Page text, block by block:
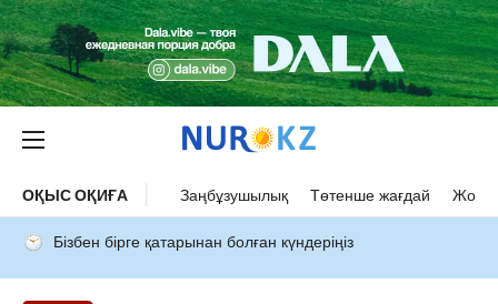
ОҚЫС ОҚИҒА Заңбұзушылық Төтенше жағдай Жол
Бізбен бірге қатарынан болған күндеріңіз